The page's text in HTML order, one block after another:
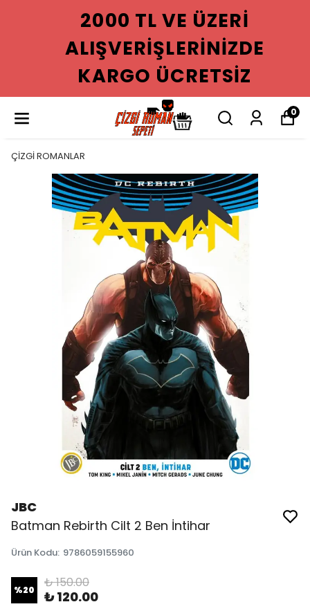
2000 TL VE ÜZERI
ALIŞVERIŞLERINIZDE
KARGO ÜCRETSIZ
0
ÇİZGİ ROMANLAR
JBC
Batman Rebirth Cilt 2 Ben İntihar
Ürün Kodu: 9786059155960
%20 ₺ 150.00
₺ 120.00